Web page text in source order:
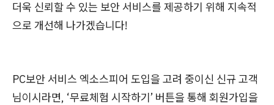
더욱 신뢰할 수 있는 보안 서비스를 제공하기 위해 지속적
으로 개선해 나가겠습니다!
PC보안 서비스 엑소스피어 도입을 고려 중이신 신규 고객
님이시라면, ‘무료체험 시작하기’ 버튼을 통해 회원가입을